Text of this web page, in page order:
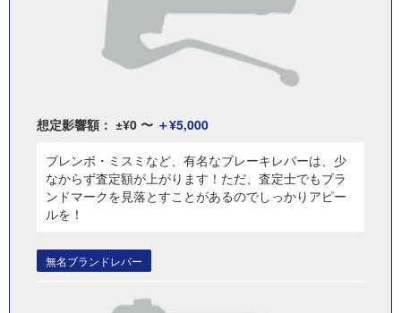
想定影響額： ¥0 〜
¥5,000
ブレンボ・ミスミなど、有名なブレーキレバーは、少
なからず査定額が上がります！ただ、査定士でもブラ
ンドマークを見落とすことがあるのでしっかりアピー
ルを！
無名ブランドレバー